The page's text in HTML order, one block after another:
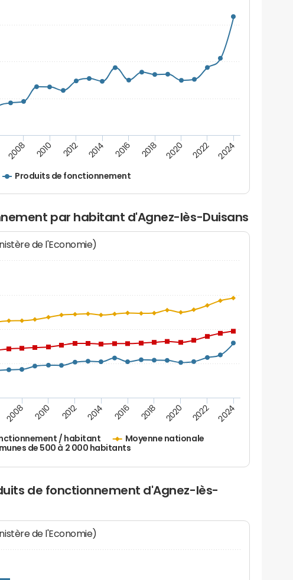
Produits de fonctionnement
2008 2010 2012 2014 2016 2018 2020 2022 2024
par habitant d'Agnez-lès-Duisans
de l'Economie)
/ habitant
Moyenne nationale
de 500 à 2 000 habitants
2008 2010 2012 2014 2016 2018 2020 2022 2024
de fonctionnement d'Agnez-lès-
de l'Economie)